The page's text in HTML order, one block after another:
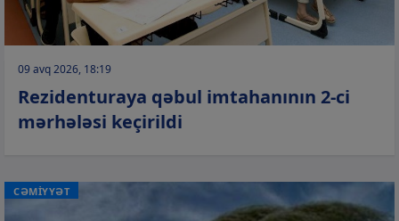
09 avq 2026, 18:19
Rezidenturaya qəbul imtahanının 2-ci
mərhələsi keçirildi
CƏMİYYƏT